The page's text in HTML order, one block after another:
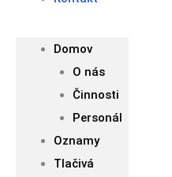
Domov
O nás
Činnosti
Personál
Oznamy
Tlačivá